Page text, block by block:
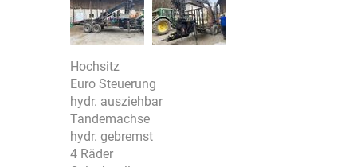
Hochsitz
Euro Steuerung
hydr. ausziehbar
Tandemachse
hydr. gebremst
4 Räder